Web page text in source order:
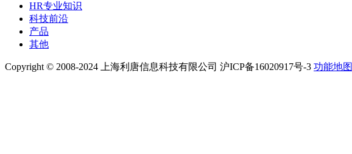
HR专业知识
科技前沿
产品
其他
Copyright © 2008-2024 上海利唐信息科技有限公司 沪ICP备16020917号-3 功能地图